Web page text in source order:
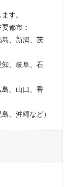
す。
都市：
、新潟、茨
、岐阜、石
、山口、香
、沖縄など）